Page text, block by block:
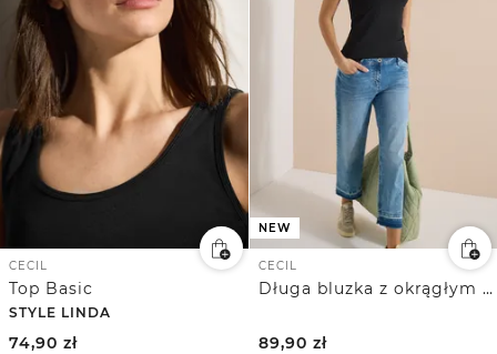
CECIL
Top Basic
STYLE LINDA
74,90 zł
NEW
CECIL
Długa bluzka z okrągłym dekoltem w jednolitym kolorze
89,90 zł